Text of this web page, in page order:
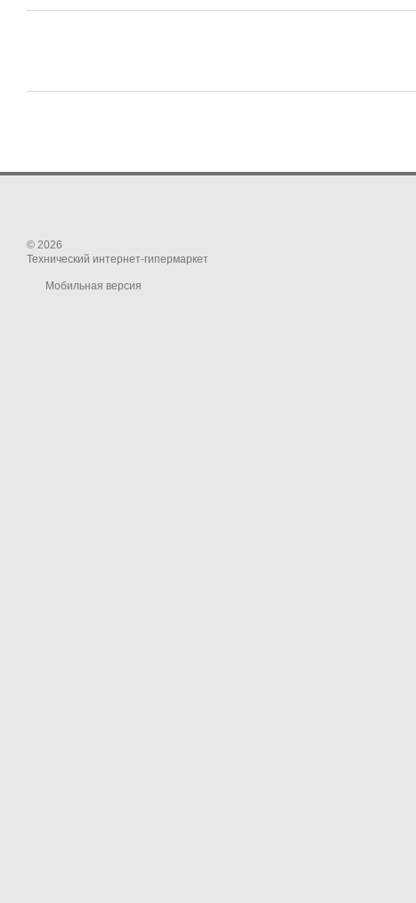
© 2026
Технический интернет-гипермаркет
Мобильная версия